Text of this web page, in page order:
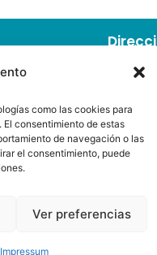
como las cookies para
consentimiento de estas
de navegación o las
el consentimiento, puede
Ver preferencias
Impressum
Illes